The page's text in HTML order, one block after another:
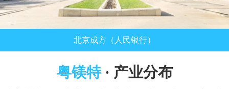
北京成方（人民银行）
粤镁特· 产业分布